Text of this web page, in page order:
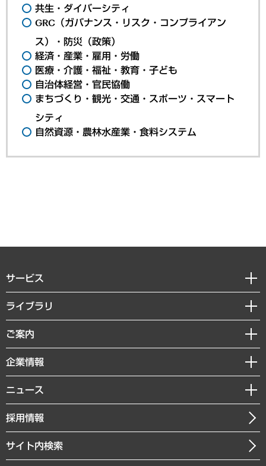
共生・ダイバーシティ
GRC（ガバナンス・リスク・コンプライアン
ス）・防災（政策）
経済・産業・雇用・労働
医療・介護・福祉・教育・子ども
自治体経営・官民協働
まちづくり・観光・交通・スポーツ・スマート
シティ
自然資源・農林水産業・食料システム
サービス
経営戦略
組織・人事戦略
デジタルイノベーション
共生・ダイバーシティ
GRC（ガバナンス・リスク・コンプライアンス）・防災（政策）
経済・産業・雇用・労働
ライブラリ
経済調査
レポート
コラム
経営用語集
受託・受注実績（官公庁関連）
メディア掲載・出演
ご案内
セミナー・イベント情報
MUFGビジネスセミナー
受託案件情報
企業情報
私たちの想い
社長メッセージ
会社概要
ニュース
ニュースリリース
お知らせ
採用情報
サイト内検索